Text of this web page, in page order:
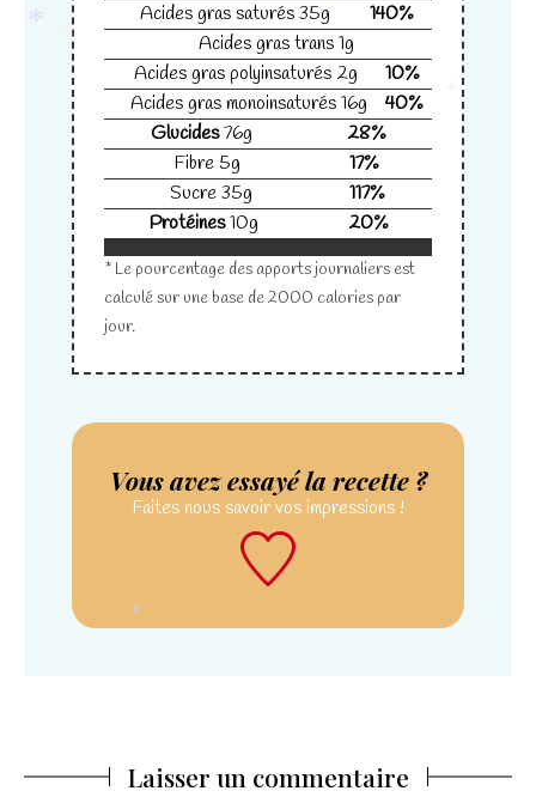
Acides gras saturés 35g 140%
Acides gras trans1g
Acides gras polyinsaturés 2g 10%
Acides gras monoinsaturés 16g 40%
Glucides76g 28%
Fibre 5g 17%
Sucre 35g 117%
Protéines 10g 20%
* Le pourcentage des apports journaliers est
calculé sur une base de 2000 calories par
jour.
Vous avez essayé la recette ?
Faites nous savoirvos impressions !
Laisser un commentaire
*
*